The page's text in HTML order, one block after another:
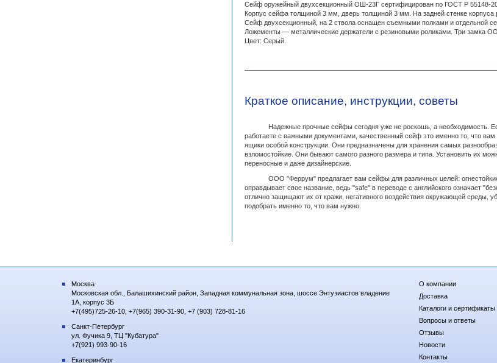
Сейф оружейный двухсекционный ОШ-23Г сертифицирован по ГОСТ Р 55148-
Корпус сейфа толщиной 3 мм, дверь толщиной 3 мм. На задней стенке корпуса
Сейф двухсекционный, на 2 ствола оснащен съемными полками и отдельной
Ложементы — металлические держатели с резиновыми роликами. Три замка
Цвет: Серый.
Краткое описание, инструкции, советы
Надежные прочные сейфы сегодня уже не роскошь, а необходимость.
работаете с важными документами, качественный сейф это именно то, что
ящики особой конструкции. Они предназначены для хранения самых
взломостойкие. Они бывают самого разного размера и типа. Установить их
переносные и даже дизайнерские.
ООО "Феррум" предлагает вам сейфы для различных целей: огнестойкие,
оправдывает свое название, ведь "safe" в переводе с английского означает
отлично защищают их от кражи, негативного воздействия окружающей
подобрать именно то, что вам нужно.
Москва
Московская обл., Балашихинский район, Западная коммунальная зона, шоссе Энтузиастов владение
1А, корпус 3Б
+7(495)725-26-10, +7(965) 390-31-90, +7 (903) 728-81-16
Санкт-Петербург
ул. Фучика 9, ТЦ "Кубатура"
+7(921) 993-90-16
Екатеринбург
О компании
Доставка
Каталоги и сертификаты
Вопросы и ответы
Отзывы
Новости
Контакты